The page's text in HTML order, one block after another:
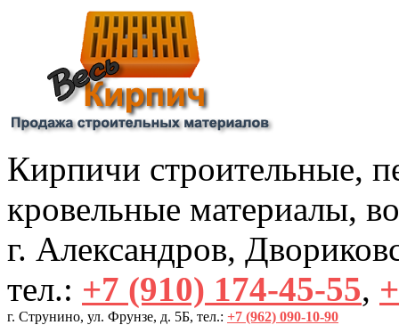
Кирпичи строительные,
кровельные материалы,
г. Александров,
тел.: +7 (910) 174-45-55,
г. Струнино, ул. Фрунзе, д. 5Б, тел.: +7 (962) 090-10-90